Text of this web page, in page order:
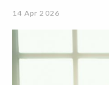
14 Apr 2026